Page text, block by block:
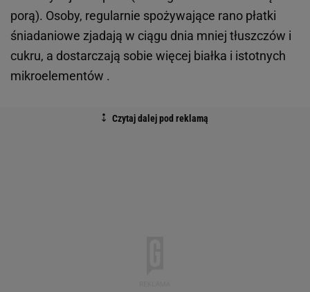
porą). Osoby, regularnie spożywające rano płatki
śniadaniowe zjadają w ciągu dnia mniej tłuszczów i
cukru, a dostarczają sobie więcej białka i istotnych
mikroelementów .